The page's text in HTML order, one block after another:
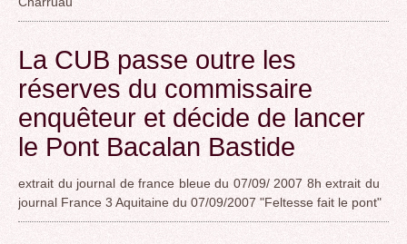
La CUB passe outre les
réserves du commissaire
enquêteur et décide de lancer
le Pont Bacalan Bastide
extrait du journal de france bleue du 07/09/ 2007 8h extrait du
journal France 3 Aquitaine du 07/09/2007 "Feltesse fait le pont"